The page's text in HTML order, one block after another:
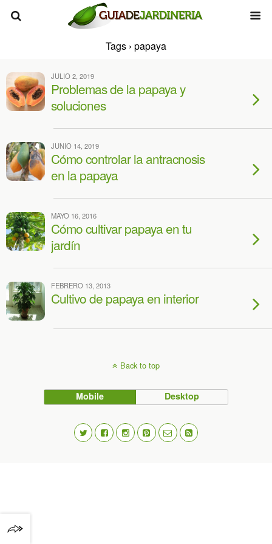
Tags › papaya
JULIO 2, 2019
Problemas de la papaya y
soluciones
JUNIO 14, 2019
Cómo controlar la antracnosis
en la papaya
MAYO 16, 2016
Cómo cultivar papaya en tu
jardín
FEBRERO 13, 2013
Cultivo de papaya en interior
Back to top
Mobile Desktop